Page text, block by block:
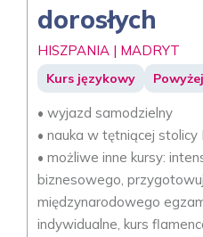
dorosłych
HISZPANIA | MADRYT
Kurs językowy
• wyjazd samodzielny
• nauka w tętniącej stolicy
• możliwe inne kursy:
biznesowego,
międzynarodowego
indywidualne, kurs